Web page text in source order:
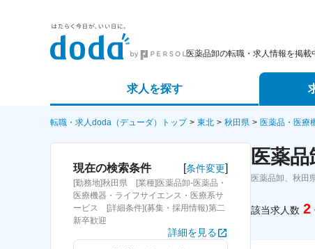
医薬品卸の転職・求人情報を掲載
求人を探す
詳細条件から探す
求人特集から探す
エージェ
スカウト
転職・求人doda（デューダ）トップ 東北 秋田県 医薬品・医療
現在の検索条件 [条件変更]
[勤務地]秋田県 [業種]医薬品卸-医薬品・
医療機器・ライフサイエンス・医療系サ
ービス [詳細条件](募集・採用情報)第二
新卒歓迎
詳細を見る
医薬
医薬品卸、秋田
該当求人数 2